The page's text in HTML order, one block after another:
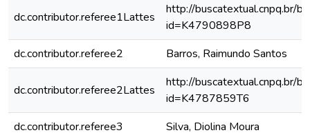
dc.contributor.referee1Lattes
http://buscatextual.cnpq.br/
id=K4790898P8
dc.contributor.referee2
Barros, Raimundo Santos
dc.contributor.referee2Lattes
http://buscatextual.cnpq.br/
id=K4787859T6
dc.contributor.referee3
Silva, Diolina Moura